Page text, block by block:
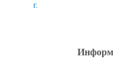
г.